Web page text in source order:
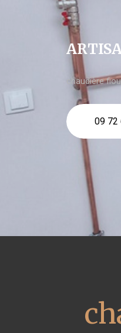
chaudière
09 72